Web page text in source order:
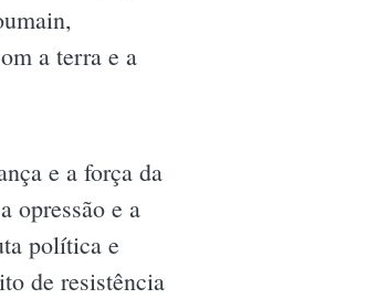
a terra e a
e a força da
opressão e a
política e
de resistência